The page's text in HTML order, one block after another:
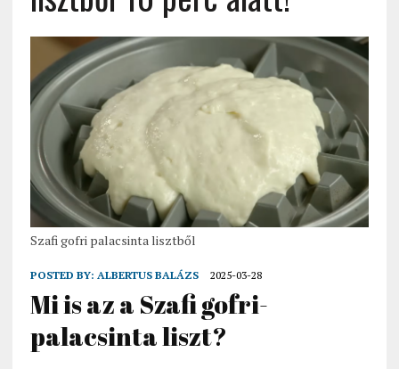
Szafi gofri palacsinta lisztből
POSTED BY: ALBERTUS BALÁZS 2025-03-28
Mi is az a Szafi gofri-
palacsinta liszt?